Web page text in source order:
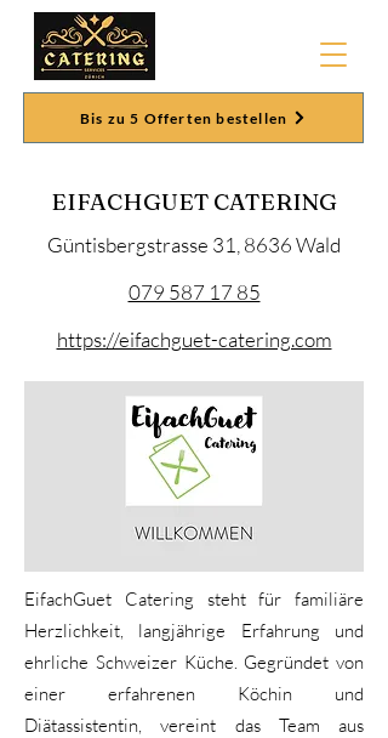
Bis zu 5 Offerten bestellen
EIFACHGUET CATERING
Güntisbergstrasse 31, 8636 Wald
079 587 17 85
https://eifachguet-catering.com
EifachGuet Catering steht für familiäre
Herzlichkeit, langjährige Erfahrung und
ehrliche Schweizer Küche. Gegründet von
einer erfahrenen Köchin und
Diätassistentin, vereint das Team aus